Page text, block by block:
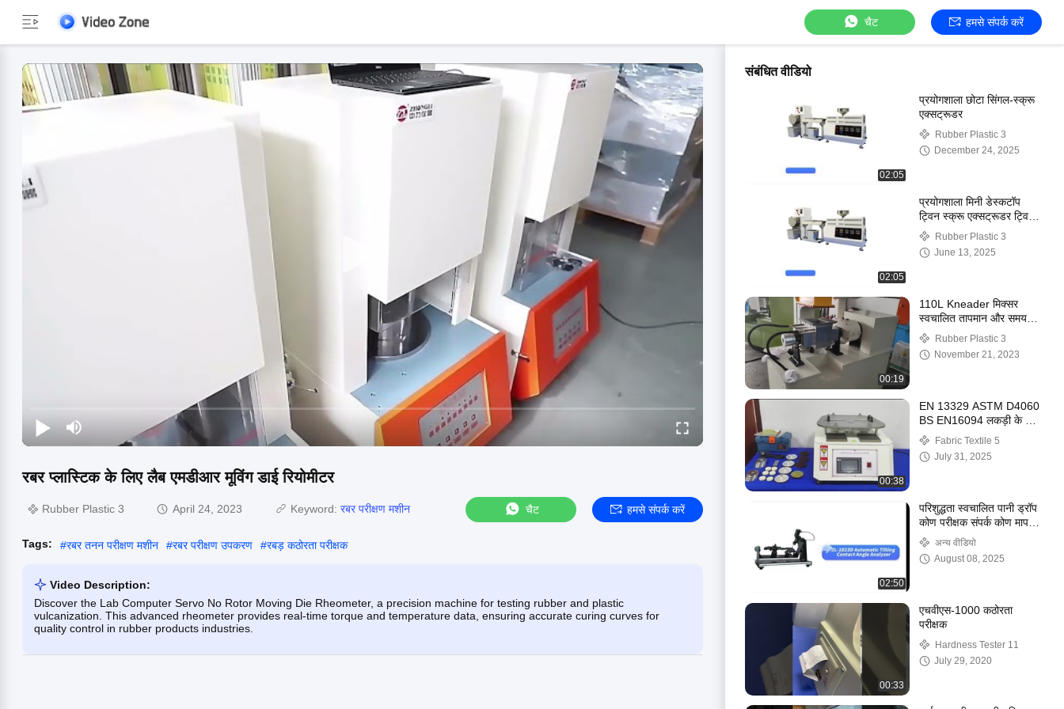
चैट हमसे संपर्क करें
रबर प्लास्टिक के लिए लैब एमडीआर मूविंग डाई रियोमीटर
Rubber Plastic 3 April 24, 2023 Keyword: रबर परीक्षण मशीन चैट हमसे संपर्क करें
Tags: #रबर तनन परीक्षण मशीन #रबर परीक्षण उपकरण #रबड़ कठोरता परीक्षक
Video Description:
Discover the Lab Computer Servo No Rotor Moving Die Rheometer, a precision machine for testing rubber and plastic
vulcanization. This advanced rheometer provides real-time torque and temperature data, ensuring accurate curing curves for
quality control in rubber products industries.
संबंधित वीडियो
02:05
प्रयोगशाला छोटा सिंगल-स्क्रू
एक्सट्रूडर
Rubber Plastic 3
December 24, 2025
02:05
प्रयोगशाला मिनी डेस्कटॉप
ट्विन स्क्रू एक्सट्रूडर ट्विन
स्क्रू प्रयोगशाला एक्सट्रूज़न
पेलेटाइज़र
Rubber Plastic 3
June 13, 2025
00:19
110L Kneader मिक्सर
स्वचालित तापमान और समय
नियंत्रण के लिए ईवीए. रबर,
टीपीआर
Rubber Plastic 3
November 21, 2023
00:38
EN 13329 ASTM D4060
BS EN16094 लकड़ी के फर्श
के लिए मार्टिंडेल घर्षण परीक्षक
मार्टिंडेल घर्षण मशीन
Fabric Textile 5
July 31, 2025
02:50
परिशुद्धता स्वचालित पानी ड्रॉप
कोण परीक्षक संपर्क कोण मापने
उपकरणअन्य वीडियो
August 08, 2025
00:33
एचवीएस-1000 कठोरता
परीक्षक
Hardness Tester 11
July 29, 2020